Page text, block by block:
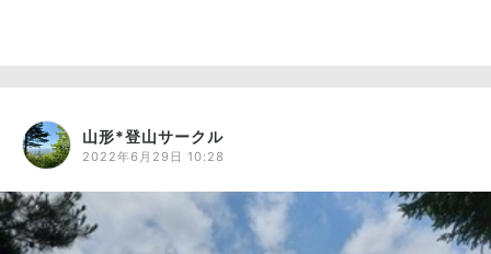
山形*登山サークル
2022年6月29日 10:28